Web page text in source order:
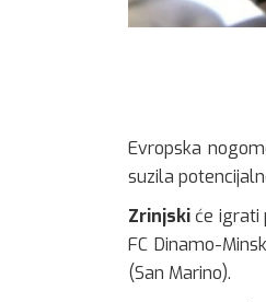
Evropska
suzila
Zrinjski će igrati
FC Dinamo-
(San Marino).